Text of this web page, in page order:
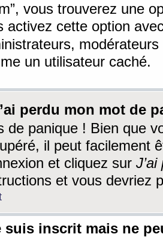
vous trouverez une
activez cette option
un utilisateur caché.
perdu mon mot de
de panique ! Bien que
il peut facilement
et cliquez sur
et vous devriez
suis inscrit mais ne